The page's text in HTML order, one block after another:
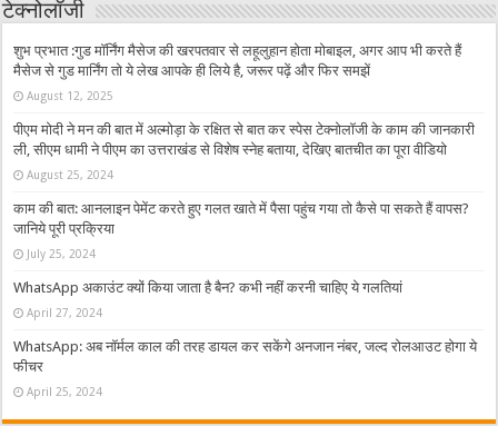
टेक्नोलॉजी
शुभ प्रभात :गुड मॉर्निंग मैसेज की खरपतवार से लहूलुहान होता मोबाइल, अगर आप भी करते हैं
मैसेज से गुड मार्निंग तो ये लेख आपके ही लिये है, जरूर पढ़ें और फिर समझें
August 12, 2025
पीएम मोदी ने मन की बात में अल्मोड़ा के रक्षित से बात कर स्पेस टेक्नोलॉजी के काम की जानकारी
ली, सीएम धामी ने पीएम का उत्तराखंड से विशेष स्नेह बताया, देखिए बातचीत का पूरा वीडियो
August 25, 2024
काम की बात: आनलाइन पेमेंट करते हुए गलत खाते में पैसा पहुंच गया तो कैसे पा सकते हैं वापस?
जानिये पूरी प्रक्रिया
July 25, 2024
WhatsApp अकाउंट क्यों किया जाता है बैन? कभी नहीं करनी चाहिए ये गलतियां
April 27, 2024
WhatsApp: अब नॉर्मल काल की तरह डायल कर सकेंगे अनजान नंबर, जल्द रोलआउट होगा ये
फीचर
April 25, 2024